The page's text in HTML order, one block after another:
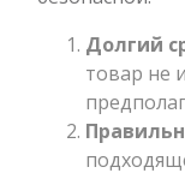
Долгий
товар не